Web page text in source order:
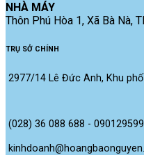
NHÀ MÁY
Thôn Phú Hòa 1, Xã Bà Nà,
TRỤ SỞ CHÍNH
2977/14 Lê Đức Anh, Khu
(028) 36 088 688 -